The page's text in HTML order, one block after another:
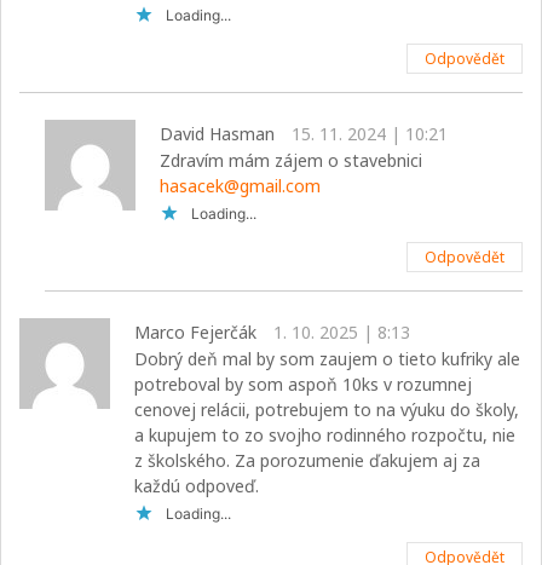
Loading...
Odpovědět
David Hasman
15. 11. 2024 | 10:21
Zdravím mám zájem o stavebnici
hasacek@gmail.com
Loading...
Odpovědět
Marco Fejerčák
1. 10. 2025 | 8:13
Dobrý deň mal by som zaujem o tieto kufriky ale
potreboval by som aspoň 10ks v rozumnej
cenovej relácii, potrebujem to na výuku do školy,
a kupujem to zo svojho rodinného rozpočtu, nie
z školského. Za porozumenie ďakujem aj za
každú odpoveď.
Loading...
Odpovědět